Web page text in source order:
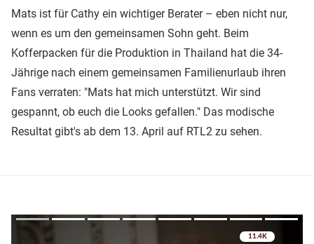
Mats ist für Cathy ein wichtiger Berater – eben nicht nur,
wenn es um den gemeinsamen Sohn geht. Beim
Kofferpacken für die Produktion in Thailand hat die 34-
Jährige nach einem gemeinsamen Familienurlaub ihren
Fans verraten: "Mats hat mich unterstützt. Wir sind
gespannt, ob euch die Looks gefallen." Das modische
Resultat gibt's ab dem 13. April auf RTL2 zu sehen.